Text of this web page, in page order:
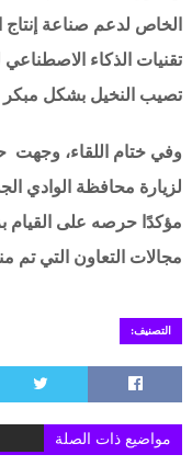
الخاص لدعم صناعة
تقنيات الذكاء
تصيب النخيل بشكل مبكر
وفي ختام اللقاء،
لزيارة محافظة الوادي
مؤكدًا حرصه على القيام
مجالات التعاون التي تم
التصنيف:
مواضيع ذات الصلة